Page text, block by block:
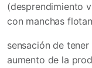
(desprendimiento
con manchas
sensación de
aumento de la